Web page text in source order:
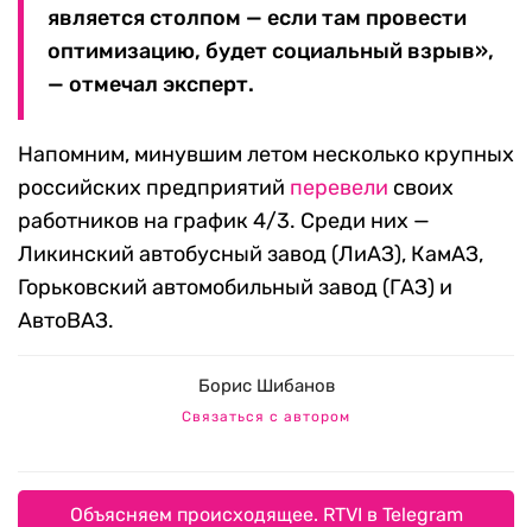
является столпом — если там провести
оптимизацию, будет социальный взрыв»,
— отмечал эксперт.
Напомним, минувшим летом несколько крупных
российских предприятий перевели своих
работников на график 4/3. Среди них —
Ликинский автобусный завод (ЛиАЗ), КамАЗ,
Горьковский автомобильный завод (ГАЗ) и
АвтоВАЗ.
Борис Шибанов
Связаться с автором
Объясняем происходящее. RTVI в Telegram